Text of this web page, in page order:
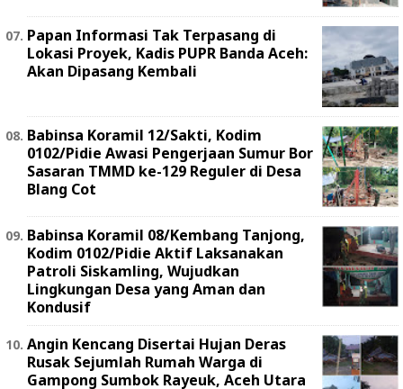
Papan Informasi Tak Terpasang di
Lokasi Proyek, Kadis PUPR Banda Aceh:
Akan Dipasang Kembali
Babinsa Koramil 12/Sakti, Kodim
0102/Pidie Awasi Pengerjaan Sumur Bor
Sasaran TMMD ke-129 Reguler di Desa
Blang Cot
Babinsa Koramil 08/Kembang Tanjong,
Kodim 0102/Pidie Aktif Laksanakan
Patroli Siskamling, Wujudkan
Lingkungan Desa yang Aman dan
Kondusif
Angin Kencang Disertai Hujan Deras
Rusak Sejumlah Rumah Warga di
Gampong Sumbok Rayeuk, Aceh Utara